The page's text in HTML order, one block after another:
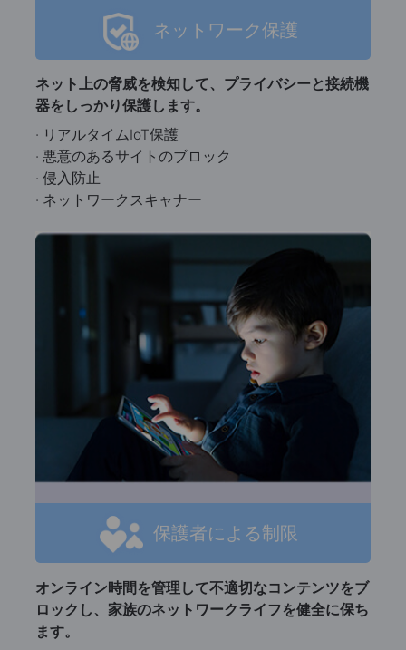
ネットワーク保護
ネット上の脅威を検知して、プライバシーと接続機
器をしっかり保護します。
· リアルタイムIoT保護
· 悪意のあるサイトのブロック
· 侵入防止
· ネットワークスキャナー
保護者による制限
オンライン時間を管理して不適切なコンテンツをブ
ロックし、家族のネットワークライフを健全に保ち
ます。